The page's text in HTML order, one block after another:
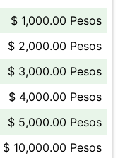
$ 1,000.00 Pesos
$ 2,000.00 Pesos
$ 3,000.00 Pesos
$ 4,000.00 Pesos
$ 5,000.00 Pesos
$ 10,000.00 Pesos